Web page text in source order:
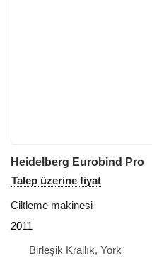
Heidelberg Eurobind Pro
Talep üzerine fiyat
Ciltleme makinesi
2011
Birleşik Krallık, York